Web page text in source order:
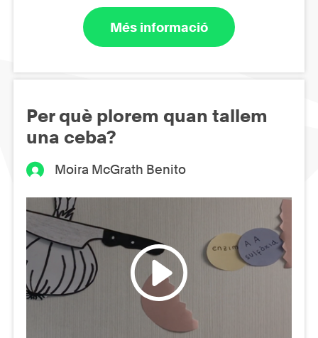
Més informació
Per què plorem quan tallem
una ceba?
Moira McGrath Benito